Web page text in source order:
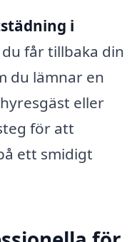
i
får tillbaka din
du lämnar en
eller
för att
ett smidigt